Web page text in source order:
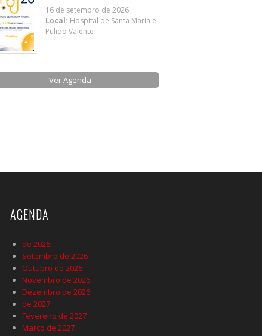
16 de setembro de 2026
Local: Hospital de Santa Maria e
Pulido Valente
Ver Agenda
AGENDA
de 2026
Setembro de 2026
Outubro de 2026
Novembro de 2026
Dezembro de 2026
de 2027
Fevereiro de 2027
Março de 2027